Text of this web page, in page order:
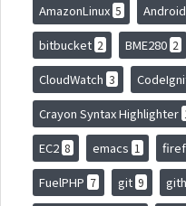
AmazonLinux 5 Android
bitbucket 2 BME280 2
CloudWatch 3
Crayon Syntax Highlighter
EC2 8 emacs 1
FuelPHP 7 git 9